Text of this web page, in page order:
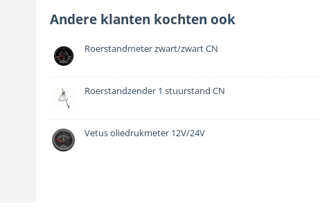
Andere klanten kochten ook
Roerstandmeter zwart/zwart CN
Roerstandzender 1 stuurstand CN
Vetus oliedrukmeter 12V/24V